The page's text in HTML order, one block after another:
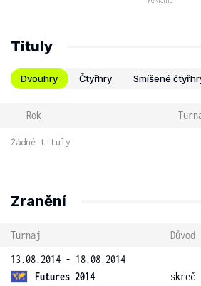
Tituly
Dvouhry Čtyřhry Smíšené
Rok
Žádné tituly
Zranění
Turnaj
Důvod
13.08.2014 - 18.08.2014
Futures 2014
skreč